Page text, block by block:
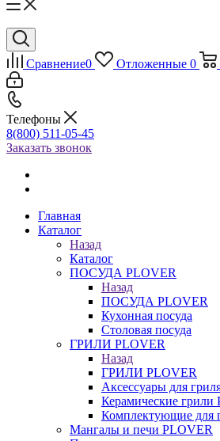
Сравнение0 Отложенные 0
Телефоны
8(800) 511-05-45
Заказать звонок
Главная
Каталог
Назад
Каталог
ПОСУДА PLOVER
Назад
ПОСУДА PLOVER
Кухонная посуда
Столовая посуда
ГРИЛИ PLOVER
Назад
ГРИЛИ PLOVER
Аксессуары для
Керамические грили
Комплектующие для
Мангалы и печи PLOVER